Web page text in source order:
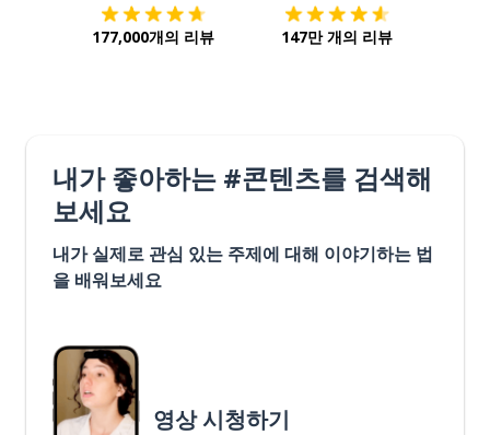
177,000개의 리뷰 147만 개의 리뷰
내가 좋아하는 #콘텐츠를 검색해
보세요
내가 실제로 관심 있는 주제에 대해 이야기하는 법
을 배워보세요
영상 시청하기